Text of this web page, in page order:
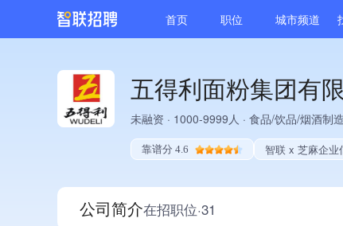
首页 职位 城市频道
五得利面粉集团有
未融资 · 1000-9999人 · 食品/饮品/烟酒制造
靠谱分 4.6 智联 x 芝麻企业
公司简介在招职位·31